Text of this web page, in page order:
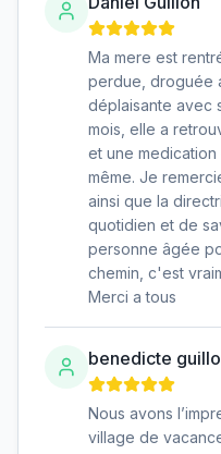
Ma mere est
perdue, droguée
déplaisante avec
mois, elle a
et une
même. Je
ainsi que la
quotidien et de
personne âgée
chemin, c'est
Merci a tous
benedicte
Nous avons
village de